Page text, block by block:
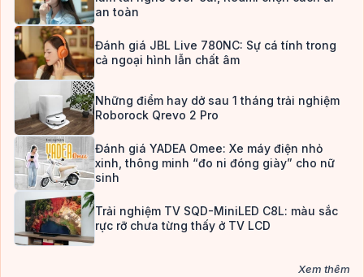
an toàn
Đánh giá JBL Live 780NC: Sự cá tính trong
cả ngoại hình lẫn chất âm
Những điểm hay dở sau 1 tháng trải nghiệm
Roborock Qrevo 2 Pro
Đánh giá YADEA Omee: Xe máy điện nhỏ
xinh, thông minh “đo ni đóng giày” cho nữ
sinh
Trải nghiệm TV SQD-MiniLED C8L: màu sắc
rực rỡ chưa từng thấy ở TV LCD
Xem thêm